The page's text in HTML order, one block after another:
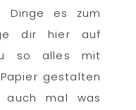
Dinge es zum
dir hier auf
so alles mit
gestalten
auch mal was